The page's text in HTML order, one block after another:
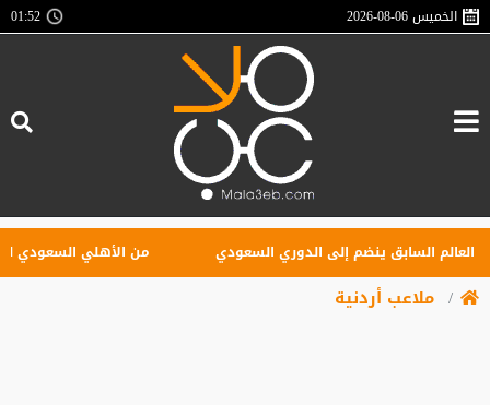
الخميس2026-08-06
01:52
السابق ينضم إلى الدوري السعودي من الأهلي السعودي
ملاعب أردنية